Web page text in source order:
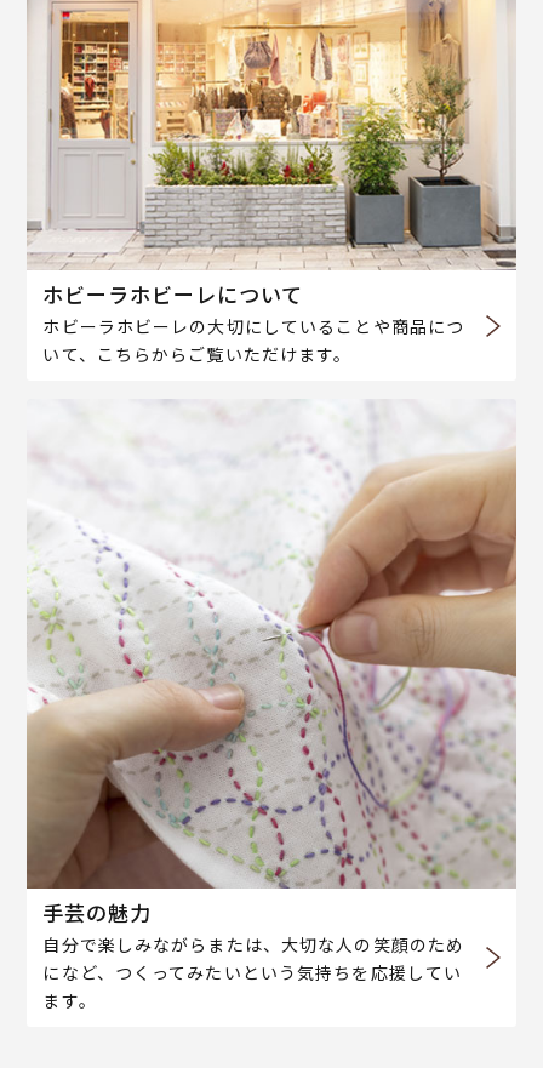
ホビーラホビーレについて
ホビーラホビーレの大切にしていることや商品につ
いて、こちらからご覧いただけます。
手芸の魅力
自分で楽しみながらまたは、大切な人の笑顔のため
になど、つくってみたいという気持ちを応援してい
ます。